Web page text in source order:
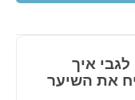
איך
את השיער